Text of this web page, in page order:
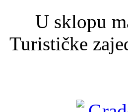
U sklopu
Turističke